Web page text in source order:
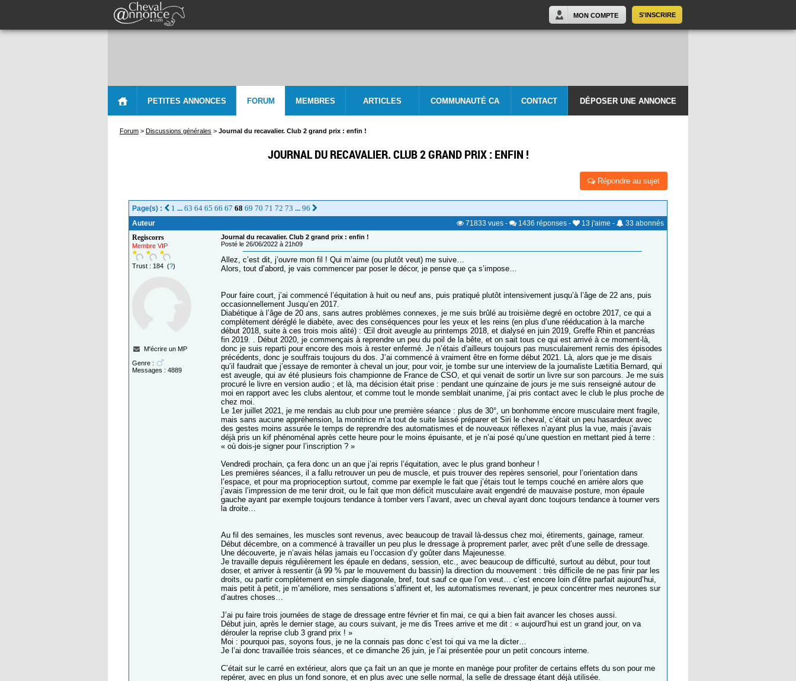
S'INSCRIRE
MON COMPTE
PETITES ANNONCES FORUM MEMBRES ARTICLES COMMUNAUTÉ CA CONTACT DÉPOSER UNE ANNONCE
Forum > Discussions générales > Journal du recavalier. Club 2 grand prix : enfin !
JOURNAL DU RECAVALIER. CLUB 2 GRAND PRIX : ENFIN !
Répondre au sujet
Page(s) : 1 ... 63 64 65 66 67 68 69 70 71 72 73 ... 96
Auteur 71833 vues - 1436 réponses - 13 j'aime - 33 abonnés
Regiscorrs
Membre VIP
Trust : 184 (?)
M'écrire un MP
Genre :
Messages : 4889
Journal du recavalier. Club 2 grand prix : enfin !
Posté le 26/06/2022 à 21h09
Allez, c’est dit, j’ouvre mon fil ! Qui m’aime (ou plutôt veut) me suive…
Alors, tout d’abord, je vais commencer par poser le décor, je pense que ça s’impose…
Pour faire court, j’ai commencé l’équitation à huit ou neuf ans, puis pratiqué plutôt intensivement jusqu’à l’âge de 22 ans, puis
occasionnellement Jusqu’en 2017.
Diabétique à l’âge de 20 ans, sans autres problèmes connexes, je me suis brûlé au troisième degré en octobre 2017, ce qui a
complètement déréglé le diabète, avec des conséquences pour les yeux et les reins (en plus d’une rééducation à la marche
début 2018, suite à ces trois mois alité) : Œil droit aveugle au printemps 2018, et dialysé en juin 2019, Greffe Rhin et pancréas
fin 2019. . Début 2020, je commençais à reprendre un peu du poil de la bête, et on sait tous ce qui est arrivé à ce moment-là,
donc je suis reparti pour encore des mois à rester enfermé. Je n’étais d’ailleurs toujours pas musculairement remis des épisodes
précédents, donc je souffrais toujours du dos. J’ai commencé à vraiment être en forme début 2021. Là, alors que je me disais
qu’il faudrait que j’essaye de remonter à cheval un jour, pour voir, je tombe sur une interview de la journaliste Lætitia Bernard, qui
est aveugle, qui av été plusieurs fois championne de France de CSO, et qui venait de sortir un livre sur son parcours. Je me suis
procuré le livre en version audio ; et là, ma décision était prise : pendant une quinzaine de jours je me suis renseigné autour de
moi en rapport avec les clubs alentour, et comme tout le monde semblait unanime, j’ai pris contact avec le club le plus proche de
chez moi.
Le 1er juillet 2021, je me rendais au club pour une première séance : plus de 30°, un bonhomme encore musculaire ment fragile,
mais sans aucune appréhension, la monitrice m’a tout de suite laissé préparer et Siri le cheval, c’était un peu hasardeux avec
des gestes moins assurée le temps de reprendre des automatismes et de nouveaux réflexes n’ayant plus la vue, mais j’avais
déjà pris un kif phénoménal après cette heure pour le moins épuisante, et je n’ai posé qu’une question en mettant pied à terre :
« où dois-je signer pour l’inscription ? »
Vendredi prochain, ça fera donc un an que j’ai repris l’équitation, avec le plus grand bonheur !
Les premières séances, il a fallu retrouver un peu de muscle, et puis trouver des repères sensoriel, pour l’orientation dans
l’espace, et pour ma proprioception surtout, comme par exemple le fait que j’étais tout le temps couché en arrière alors que
j’avais l’impression de me tenir droit, ou le fait que mon déficit musculaire avait engendré de mauvaise posture, mon épaule
gauche ayant par exemple toujours tendance à tomber vers l’avant, avec un cheval ayant donc toujours tendance à tourner vers
la droite…
Au fil des semaines, les muscles sont revenus, avec beaucoup de travail là-dessus chez moi, étirements, gainage, rameur.
Début décembre, on a commencé à travailler un peu plus le dressage à proprement parler, avec prêt d’une selle de dressage.
Une découverte, je n’avais hélas jamais eu l’occasion d’y goûter dans Majeunesse.
Je travaille depuis régulièrement les épaule en dedans, session, etc., avec beaucoup de difficulté, surtout au début, pour tout
doser, et arriver à ressentir (à 99 % par le mouvement du bassin) la direction du mouvement : très difficile de ne pas finir par les
droits, ou partir complètement en simple diagonale, bref, tout sauf ce que l’on veut… c’est encore loin d’être parfait aujourd’hui,
mais petit à petit, je m’améliore, mes sensations s’affinent et, les automatismes revenant, je peux concentrer mes neurones sur
d’autres choses…
J’ai pu faire trois journées de stage de dressage entre février et fin mai, ce qui a bien fait avancer les choses aussi.
Début juin, après le dernier stage, au cours suivant, je me dis Trees arrive et me dit : « aujourd’hui est un grand jour, on va
dérouler la reprise club 3 grand prix ! »
Moi : pourquoi pas, soyons fous, je ne la connais pas donc c’est toi qui va me la dicter…
Je l’ai donc travaillée trois séances, et ce dimanche 26 juin, je l’ai présentée pour un petit concours interne.
C’était sur le carré en extérieur, alors que ça fait un an que je monte en manège pour profiter de certains effets du son pour me
repérer, avec en plus un fond sonore, et en plus avec une selle normal, la selle de dressage étant déjà utilisée.